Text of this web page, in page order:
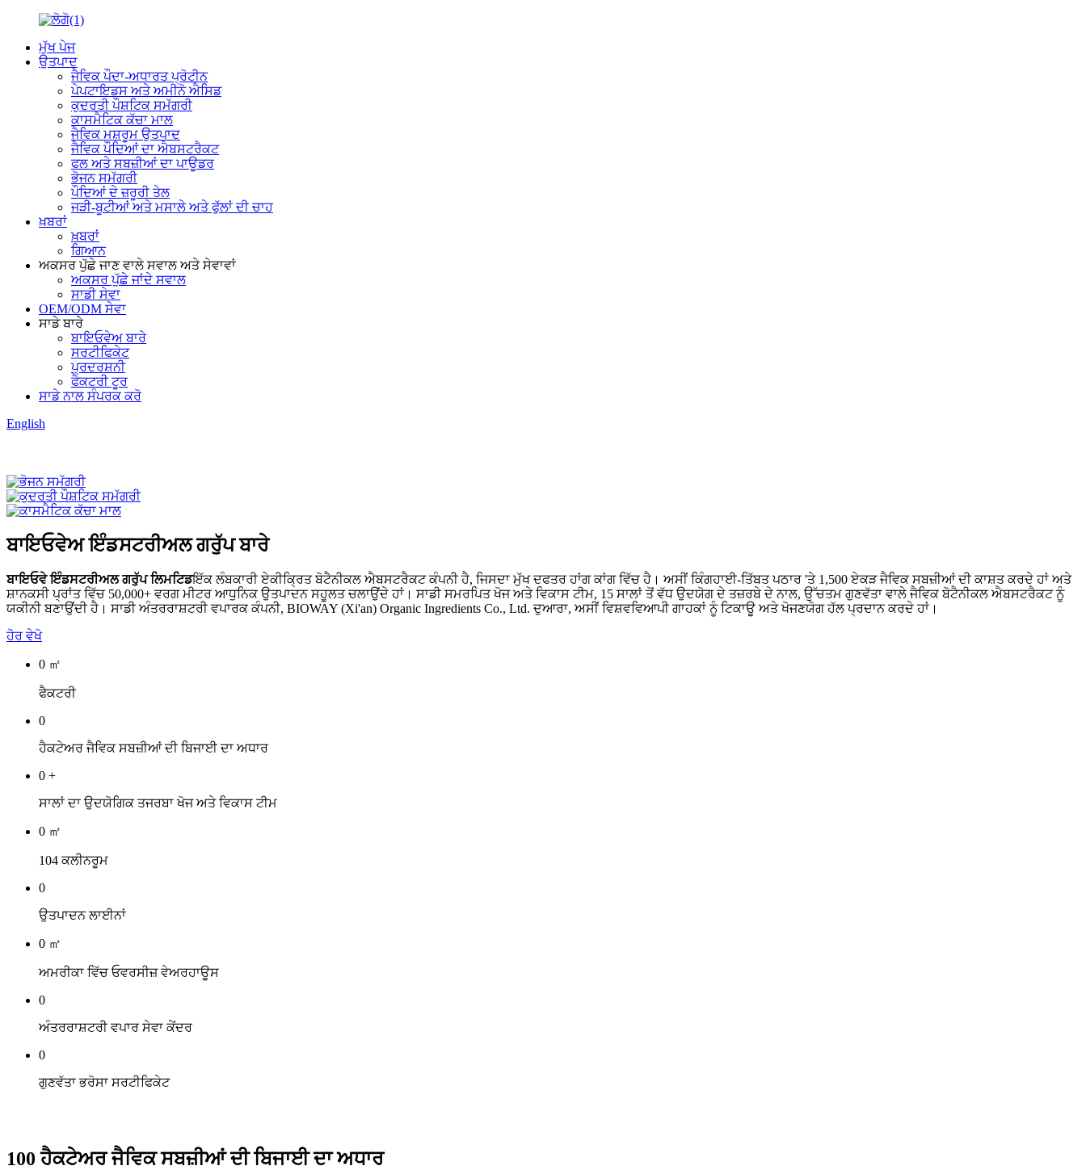
ਮੁੱਖ ਪੇਜ
ਉਤਪਾਦ
ਜੈਵਿਕ ਪੌਦਾ-ਅਧਾਰਤ ਪ੍ਰੋਟੀਨ
ਪੇਪਟਾਇਡਸ ਅਤੇ ਅਮੀਨੋ ਐਸਿਡ
ਕੁਦਰਤੀ ਪੌਸ਼ਟਿਕ ਸਮੱਗਰੀ
ਕਾਸਮੈਟਿਕ ਕੱਚਾ ਮਾਲ
ਜੈਵਿਕ ਮਸ਼ਰੂਮ ਉਤਪਾਦ
ਜੈਵਿਕ ਪੌਦਿਆਂ ਦਾ ਐਬਸਟਰੈਕਟ
ਫਲ ਅਤੇ ਸਬਜ਼ੀਆਂ ਦਾ ਪਾਊਡਰ
ਭੋਜਨ ਸਮੱਗਰੀ
ਪੌਦਿਆਂ ਦੇ ਜ਼ਰੂਰੀ ਤੇਲ
ਜੜੀ-ਬੂਟੀਆਂ ਅਤੇ ਮਸਾਲੇ ਅਤੇ ਫੁੱਲਾਂ ਦੀ ਚਾਹ
ਖ਼ਬਰਾਂ
ਖ਼ਬਰਾਂ
ਗਿਆਨ
ਅਕਸਰ ਪੁੱਛੇ ਜਾਣ ਵਾਲੇ ਸਵਾਲ ਅਤੇ ਸੇਵਾਵਾਂ
ਅਕਸਰ ਪੁੱਛੇ ਜਾਂਦੇ ਸਵਾਲ
ਸਾਡੀ ਸੇਵਾ
OEM/ODM ਸੇਵਾ
ਸਾਡੇ ਬਾਰੇ
ਬਾਇਓਵੇਅ ਬਾਰੇ
ਸਰਟੀਫਿਕੇਟ
ਪ੍ਰਦਰਸ਼ਨੀ
ਫੈਕਟਰੀ ਟੂਰ
ਸਾਡੇ ਨਾਲ ਸੰਪਰਕ ਕਰੋ
English
ਬਾਇਓਵੇਅ ਇੰਡਸਟਰੀਅਲ ਗਰੁੱਪ ਬਾਰੇ
ਬਾਇਓਵੇ ਇੰਡਸਟਰੀਅਲ ਗਰੁੱਪ ਲਿਮਟਿਡਇੱਕ ਲੰਬਕਾਰੀ ਏਕੀਕ੍ਰਿਤ ਬੋਟੈਨੀਕਲ ਐਬਸਟਰੈਕਟ ਕੰਪਨੀ ਹੈ, ਜਿਸਦਾ ਮੁੱਖ ਦਫਤਰ ਹਾਂਗ ਕਾਂਗ ਵਿੱਚ ਹੈ। ਅਸੀਂ ਕਿੰਗਹਾਈ-ਤਿੱਬਤ ਪਠਾਰ 'ਤੇ 1,500 ਏਕੜ ਜੈਵਿਕ ਸਬਜ਼ੀਆਂ ਦੀ ਕਾਸ਼ਤ ਕਰਦੇ ਹਾਂ ਅਤੇ
ਸ਼ਾਨਕਸੀ ਪ੍ਰਾਂਤ ਵਿੱਚ 50,000+ ਵਰਗ ਮੀਟਰ ਆਧੁਨਿਕ ਉਤਪਾਦਨ ਸਹੂਲਤ ਚਲਾਉਂਦੇ ਹਾਂ। ਸਾਡੀ ਸਮਰਪਿਤ ਖੋਜ ਅਤੇ ਵਿਕਾਸ ਟੀਮ, 15 ਸਾਲਾਂ ਤੋਂ ਵੱਧ ਉਦਯੋਗ ਦੇ ਤਜ਼ਰਬੇ ਦੇ ਨਾਲ, ਉੱਚਤਮ ਗੁਣਵੱਤਾ ਵਾਲੇ ਜੈਵਿਕ ਬੋਟੈਨੀਕਲ ਐਬਸਟਰੈਕਟ ਨੂੰ
ਯਕੀਨੀ ਬਣਾਉਂਦੀ ਹੈ। ਸਾਡੀ ਅੰਤਰਰਾਸ਼ਟਰੀ ਵਪਾਰਕ ਕੰਪਨੀ, BIOWAY (Xi'an) Organic Ingredients Co., Ltd. ਦੁਆਰਾ, ਅਸੀਂ ਵਿਸ਼ਵਵਿਆਪੀ ਗਾਹਕਾਂ ਨੂੰ ਟਿਕਾਊ ਅਤੇ ਖੋਜਣਯੋਗ ਹੱਲ ਪ੍ਰਦਾਨ ਕਰਦੇ ਹਾਂ।
ਹੋਰ ਵੇਖੋ
0 ㎡
ਫੈਕਟਰੀ
0
ਹੈਕਟੇਅਰ ਜੈਵਿਕ ਸਬਜ਼ੀਆਂ ਦੀ ਬਿਜਾਈ ਦਾ ਅਧਾਰ
0 +
ਸਾਲਾਂ ਦਾ ਉਦਯੋਗਿਕ ਤਜਰਬਾ ਖੋਜ ਅਤੇ ਵਿਕਾਸ ਟੀਮ
0 ㎡
104 ਕਲੀਨਰੂਮ
0
ਉਤਪਾਦਨ ਲਾਈਨਾਂ
0 ㎡
ਅਮਰੀਕਾ ਵਿੱਚ ਓਵਰਸੀਜ਼ ਵੇਅਰਹਾਊਸ
0
ਅੰਤਰਰਾਸ਼ਟਰੀ ਵਪਾਰ ਸੇਵਾ ਕੇਂਦਰ
0
ਗੁਣਵੱਤਾ ਭਰੋਸਾ ਸਰਟੀਫਿਕੇਟ
100 ਹੈਕਟੇਅਰ ਜੈਵਿਕ ਸਬਜ਼ੀਆਂ ਦੀ ਬਿਜਾਈ ਦਾ ਅਧਾਰ